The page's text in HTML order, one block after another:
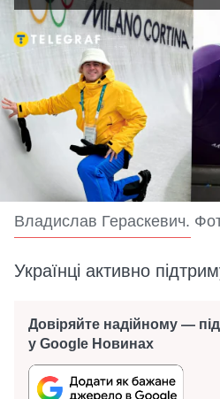
Владислав Гераскевич.
Українці активно
Довіряйте надійному —
у Google Новинах